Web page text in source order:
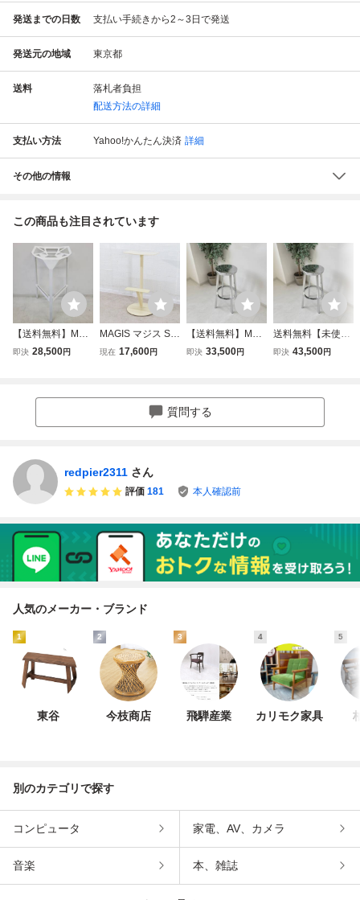
発送までの日数 支払い手続きから2～3日で発送
発送元の地域 東京都
送料
落札者負担
配送方法の詳細
支払い方法 Yahoo!かんたん決済 詳細
その他の情報
この商品も注目されています
【送料無料】MAG
IS マジス スツー
即決 28,500円
MAGIS マジス Se
quoia セコイア ス
北欧 ダイニング
リビング YH1829
現在 17,600円
【送料無料】MAG
IS マジス デジャ
澤直人デザイン■
管理番号：D-05-0
即決 33,500円
送料無料【未使用
品】MAGIS マジ
即決 43,500円
質問する
redpier2311 さん
評価 181 本人確認前
人気のメーカー・ブランド
1
東谷
2
今枝商店
3
飛騨産業
4
カリモク家具
5
別のカテゴリで探す
コンピュータ 家電、AV、カメラ
音楽 本、雑誌